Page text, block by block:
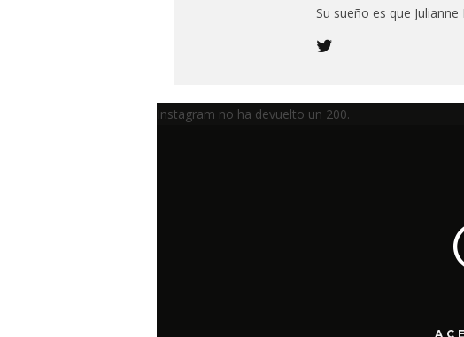
Su sueño es que
Instagram no ha devuelto un 200.